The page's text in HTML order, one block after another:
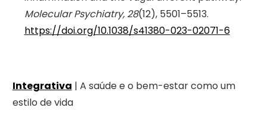
Molecular Psychiatry, 28(12), 5501–5513.
https://doi.org/10.1038/s41380-023-02071-6
Integrativa | A saúde e o bem-estar como um
estilo de vida